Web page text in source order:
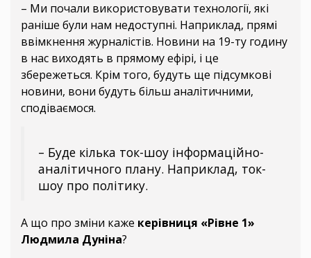
– Ми почали використовувати технології, які
раніше були нам недоступні. Наприклад, прямі
ввімкнення журналістів. Новини на 19-ту годину
в нас виходять в прямому ефірі, і це
збережеться. Крім того, будуть ще підсумкові
новини, вони будуть більш аналітичними,
сподіваємося.
– Буде кілька ток-шоу інформаційно-
аналітичного плану. Наприклад, ток-
шоу про політику.
А що про зміни каже керівниця «Рівне 1»
Людмила Дуніна?